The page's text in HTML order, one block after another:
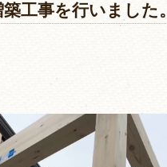
工事を行いました。